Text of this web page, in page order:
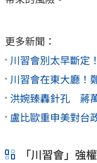
更多新聞：
川習會別太早斷定
川習會在東大廳！
洪婉臻轟針孔 蔣
盧比歐重申美對
「川習會」強